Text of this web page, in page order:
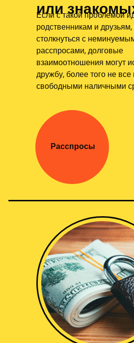
Расспросы
Если с такой проблемой
родственникам и друзьям,
столкнуться с
расспросами, долговые
взаимоотношения могут
дружбу, более того не
свободными наличными
или